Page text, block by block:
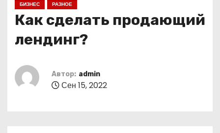
БИЗНЕС РАЗНОЕ
Как сделать продающий
лендинг?
Автор: admin
Сен 15, 2022